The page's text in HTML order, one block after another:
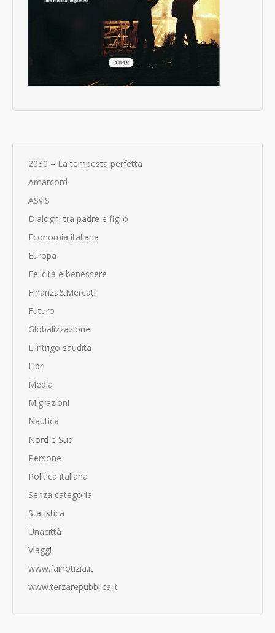
2030 – La tempesta perfetta
Amarcord
ASviS
Dialoghi tra padre e figlio
Economia italiana
Europa
Felicità e benessere
Finanza&Mercati
Futuro
Globalizzazione
L'intrigo saudita
Libri
Media
Migrazioni
Nautica
Nord e Sud
Persone
Politica italiana
Senza categoria
Statistica
Unacittà
Viaggi
www.fainotizia.it
www.terzarepubblica.it